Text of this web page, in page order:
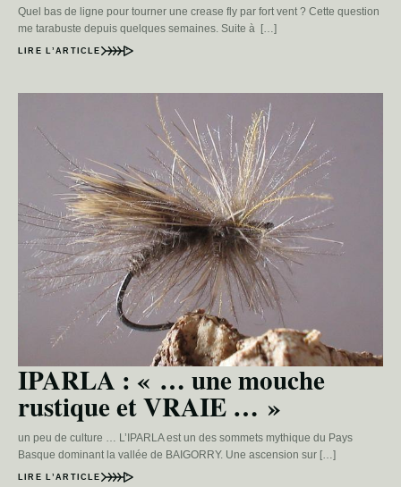
Quel bas de ligne pour tourner une crease fly par fort vent ? Cette question
me tarabuste depuis quelques semaines. Suite à […]
LIRE L’ARTICLE
IPARLA : « … une mouche
rustique et VRAIE … »
un peu de culture … L’IPARLA est un des sommets mythique du Pays
Basque dominant la vallée de BAIGORRY. Une ascension sur […]
LIRE L’ARTICLE